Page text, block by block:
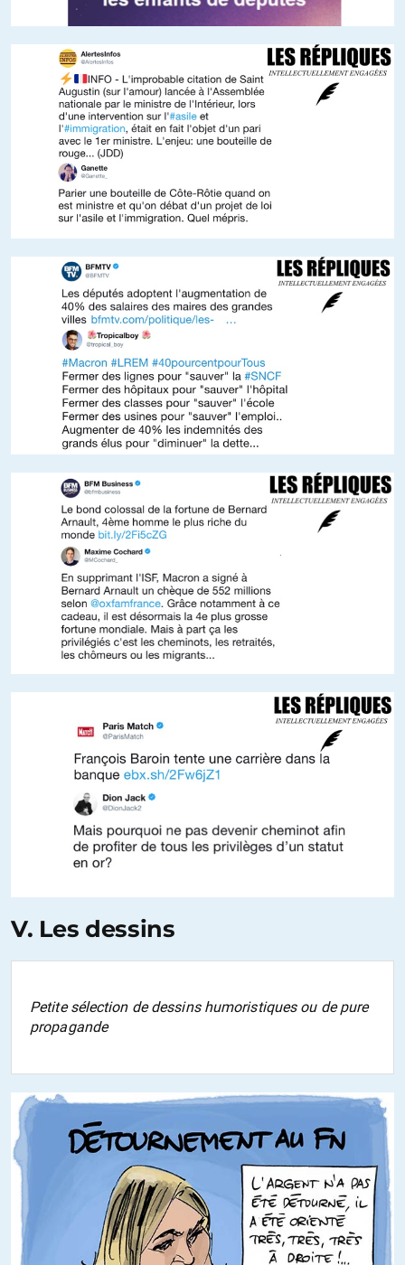
V. Les dessins
Petite sélection de dessins humoristiques ou de pure
propagande